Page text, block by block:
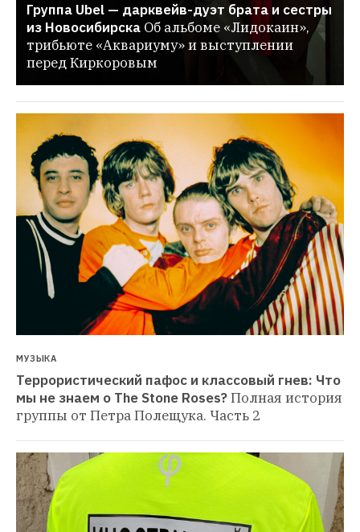
Группа Ubel — дарквейв-дуэт брата и сестры
из Новосибирска Об альбоме «Лидокаин»,
трибьюте «Аквариуму» и выступлении
перед Киркоровым
МУЗЫКА
Террористический пафос и классовый гнев: Что
мы не знаем о The Stone Roses?Полная история
группы от Петра Полещука. Часть 2